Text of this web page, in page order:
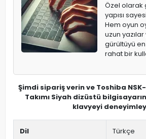
Özel olarak
yapısı
Hem oyun
uzun
gürültüyü
rahat bir
Şimdi sipariş verin ve Toshiba
Takımı Siyah dizüstü
klavyeyi
Dil Türkçe